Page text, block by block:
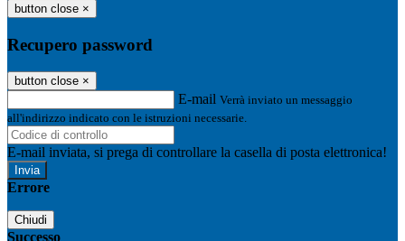
button close ×
Recupero password
button close ×
E-mail Verrà inviato un messaggio
all'indirizzo indicato con le istruzioni necessarie.
E-mail inviata, si prega di controllare la casella di posta elettronica!
Errore
Chiudi
Successo